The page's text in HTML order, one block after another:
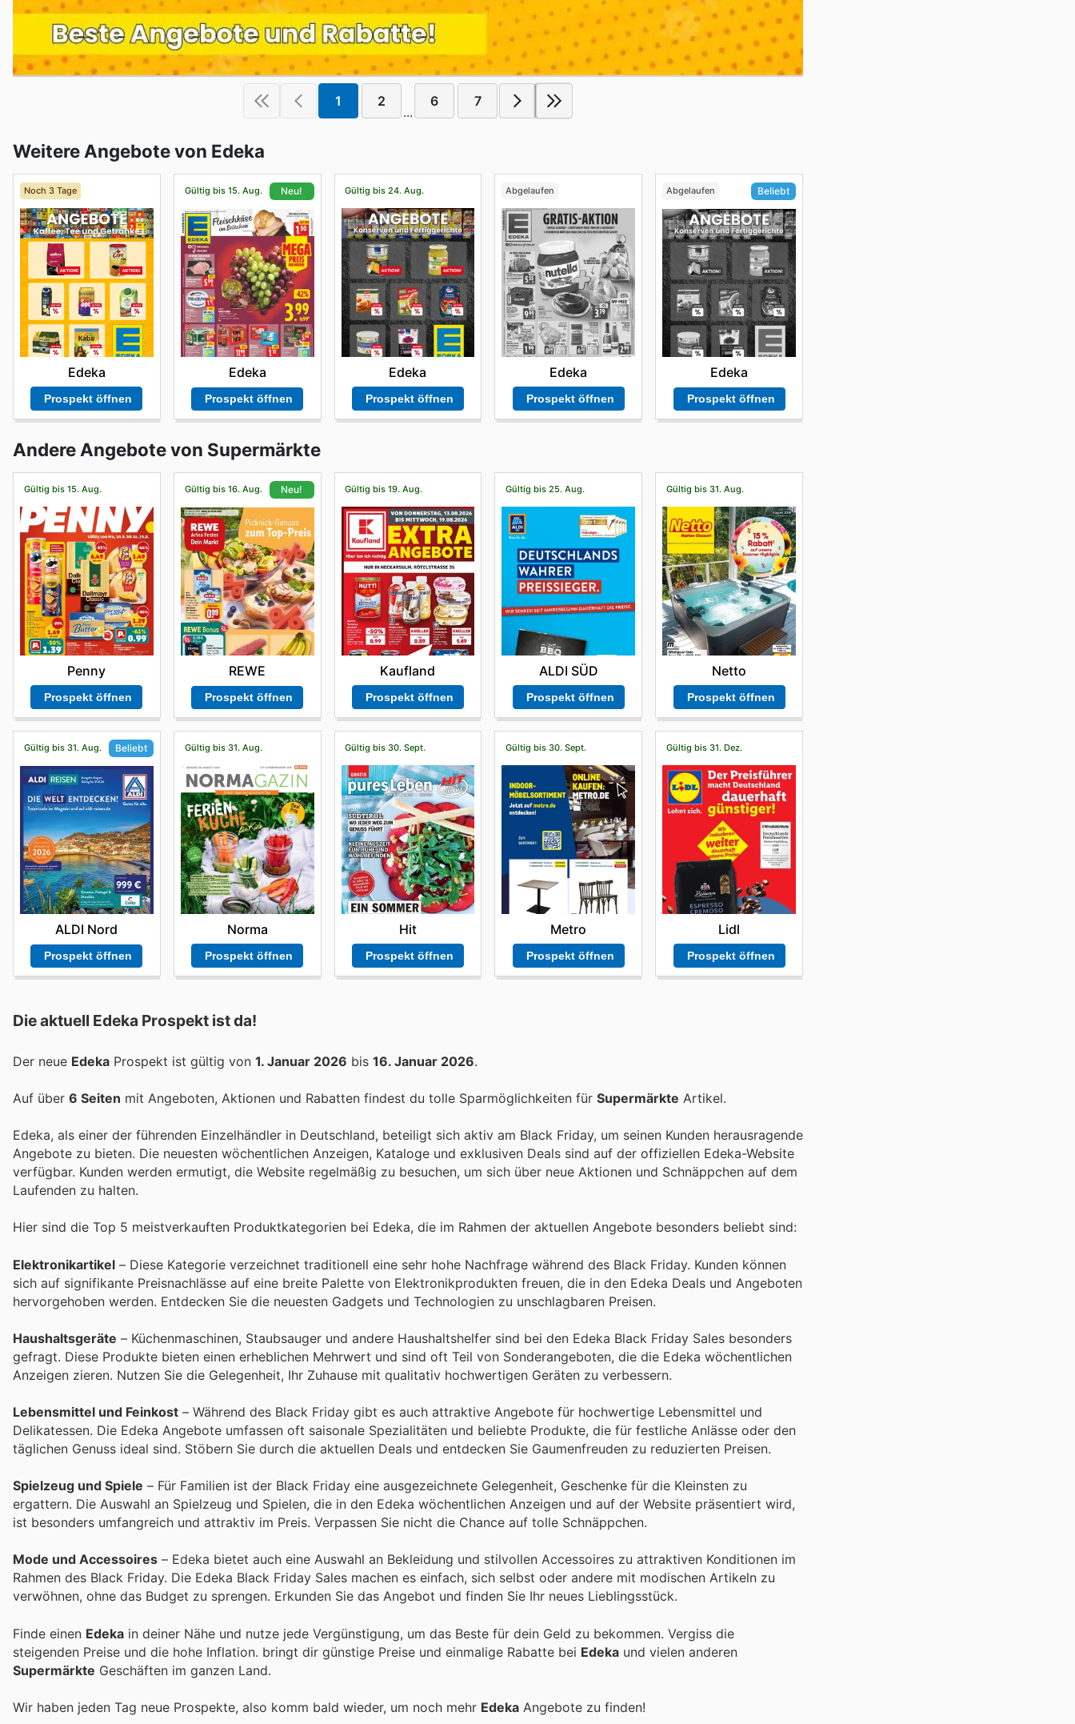
1 2
...
6 7
Weitere Angebote von Edeka
Noch 3 Tage
Edeka
Prospekt öffnen
Gültig bis 15. Aug. Neu!
Edeka
Prospekt öffnen
Gültig bis 24. Aug.
Edeka
Prospekt öffnen
Abgelaufen
Edeka
Prospekt öffnen
Abgelaufen Beliebt
Edeka
Prospekt öffnen
Andere Angebote von Supermärkte
Gültig bis 15. Aug.
Penny
Prospekt öffnen
Gültig bis 16. Aug. Neu!
REWE
Prospekt öffnen
Gültig bis 19. Aug.
Kaufland
Prospekt öffnen
Gültig bis 25. Aug.
ALDI SÜD
Prospekt öffnen
Gültig bis 31. Aug.
Netto
Prospekt öffnen
Gültig bis 31. Aug. Beliebt
ALDI Nord
Prospekt öffnen
Gültig bis 31. Aug.
Norma
Prospekt öffnen
Gültig bis 30. Sept.
Hit
Prospekt öffnen
Gültig bis 30. Sept.
Metro
Prospekt öffnen
Gültig bis 31. Dez.
Lidl
Prospekt öffnen
Die aktuell Edeka Prospekt ist da!
Der neue Edeka Prospekt ist gültig von 1. Januar 2026 bis 16. Januar 2026.
Auf über 6 Seiten mit Angeboten, Aktionen und Rabatten findest du tolle Sparmöglichkeiten für Supermärkte Artikel.
Edeka, als einer der führenden Einzelhändler in Deutschland, beteiligt sich aktiv am Black Friday, um seinen Kunden herausragende
Angebote zu bieten. Die neuesten wöchentlichen Anzeigen, Kataloge und exklusiven Deals sind auf der offiziellen Edeka-Website
verfügbar. Kunden werden ermutigt, die Website regelmäßig zu besuchen, um sich über neue Aktionen und Schnäppchen auf dem
Laufenden zu halten.
Hier sind die Top 5 meistverkauften Produktkategorien bei Edeka, die im Rahmen der aktuellen Angebote besonders beliebt sind:
Elektronikartikel – Diese Kategorie verzeichnet traditionell eine sehr hohe Nachfrage während des Black Friday. Kunden können
sich auf signifikante Preisnachlässe auf eine breite Palette von Elektronikprodukten freuen, die in den Edeka Deals und Angeboten
hervorgehoben werden. Entdecken Sie die neuesten Gadgets und Technologien zu unschlagbaren Preisen.
Haushaltsgeräte – Küchenmaschinen, Staubsauger und andere Haushaltshelfer sind bei den Edeka Black Friday Sales besonders
gefragt. Diese Produkte bieten einen erheblichen Mehrwert und sind oft Teil von Sonderangeboten, die die Edeka wöchentlichen
Anzeigen zieren. Nutzen Sie die Gelegenheit, Ihr Zuhause mit qualitativ hochwertigen Geräten zu verbessern.
Lebensmittel und Feinkost – Während des Black Friday gibt es auch attraktive Angebote für hochwertige Lebensmittel und
Delikatessen. Die Edeka Angebote umfassen oft saisonale Spezialitäten und beliebte Produkte, die für festliche Anlässe oder den
täglichen Genuss ideal sind. Stöbern Sie durch die aktuellen Deals und entdecken Sie Gaumenfreuden zu reduzierten Preisen.
Spielzeug und Spiele – Für Familien ist der Black Friday eine ausgezeichnete Gelegenheit, Geschenke für die Kleinsten zu
ergattern. Die Auswahl an Spielzeug und Spielen, die in den Edeka wöchentlichen Anzeigen und auf der Website präsentiert wird,
ist besonders umfangreich und attraktiv im Preis. Verpassen Sie nicht die Chance auf tolle Schnäppchen.
Mode und Accessoires – Edeka bietet auch eine Auswahl an Bekleidung und stilvollen Accessoires zu attraktiven Konditionen im
Rahmen des Black Friday. Die Edeka Black Friday Sales machen es einfach, sich selbst oder andere mit modischen Artikeln zu
verwöhnen, ohne das Budget zu sprengen. Erkunden Sie das Angebot und finden Sie Ihr neues Lieblingsstück.
Finde einen Edeka in deiner Nähe und nutze jede Vergünstigung, um das Beste für dein Geld zu bekommen. Vergiss die
steigenden Preise und die hohe Inflation. bringt dir günstige Preise und einmalige Rabatte bei Edeka und vielen anderen
Supermärkte Geschäften im ganzen Land.
Wir haben jeden Tag neue Prospekte, also komm bald wieder, um noch mehr Edeka Angebote zu finden!